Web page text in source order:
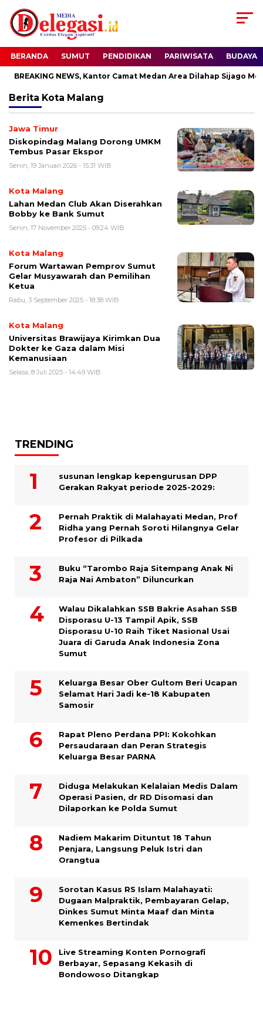
BERANDA SUMUT PENDIDIKAN PARIWISATA BUDAYA
BREAKING NEWS, Kantor Camat Medan Area Dilahap Sijago
Berita Kota Malang
Jawa Timur
Diskopindag Malang Dorong UMKM
Tembus Pasar Ekspor
Senin, 19 Januari 2026 - 15:31 WIB
Kota Malang
Lahan Medan Club Akan Diserahkan
Bobby ke Bank Sumut
Senin, 17 November 2025 - 09:24 WIB
Kota Malang
Forum Wartawan Pemprov Sumut
Gelar Musyawarah dan Pemilihan
Ketua
Rabu, 3 September 2025 - 18:38 WIB
Kota Malang
Universitas Brawijaya Kirimkan Dua
Dokter ke Gaza dalam Misi
Kemanusiaan
Selasa, 8 Juli 2025 - 14:49 WIB
TRENDING
susunan lengkap kepengurusan DPP
Gerakan Rakyat periode 2025-2029:
Pernah Praktik di Malahayati Medan, Prof
Ridha yang Pernah Soroti Hilangnya Gelar
Profesor di Pilkada
Buku “Tarombo Raja Sitempang Anak Ni
Raja Nai Ambaton” Diluncurkan
Walau Dikalahkan SSB Bakrie Asahan SSB
Disporasu U-13 Tampil Apik, SSB
Disporasu U-10 Raih Tiket Nasional Usai
Juara di Garuda Anak Indonesia Zona
Sumut
Keluarga Besar Ober Gultom Beri Ucapan
Selamat Hari Jadi ke-18 Kabupaten
Samosir
Rapat Pleno Perdana PPI: Kokohkan
Persaudaraan dan Peran Strategis
Keluarga Besar PARNA
Diduga Melakukan Kelalaian Medis Dalam
Operasi Pasien, dr RD Disomasi dan
Dilaporkan ke Polda Sumut
​Nadiem Makarim Dituntut 18 Tahun
Penjara, Langsung Peluk Istri dan
Orangtua
Sorotan Kasus RS Islam Malahayati:
Dugaan Malpraktik, Pembayaran Gelap,
Dinkes Sumut Minta Maaf dan Minta
Kemenkes Bertindak
Live Streaming Konten Pornografi
Berbayar, Sepasang Kekasih di
Bondowoso Ditangkap